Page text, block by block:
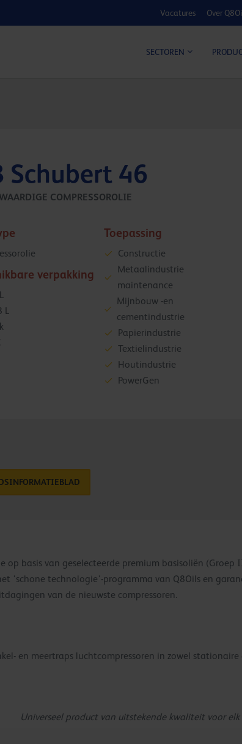
Vacatures Over
SECTOREN
Schubert 46
COMPRESSOROLIE
verpakking
L
Toepassing
Constructie
Metaalindustrie
maintenance
Mijnbouw -en
cementindustrie
Papierindustrie
Textielindustrie
Houtindustrie
PowerGen
op basis van geselecteerde premium basisoliën
'schone technologie'-programma van Q8Oils en
van de nieuwste compressoren.
en meertraps luchtcompressoren in zowel
Universeel product van uitstekende kwaliteit voor